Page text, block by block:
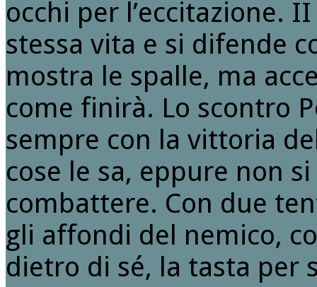
occhi per l’eccitazione.
stessa vita e si difende
mostra le spalle, ma
come finirà. Lo scontro
sempre con la vittoria
cose le sa, eppure non
combattere. Con due
gli affondi del nemico,
dietro di sé, la tasta per